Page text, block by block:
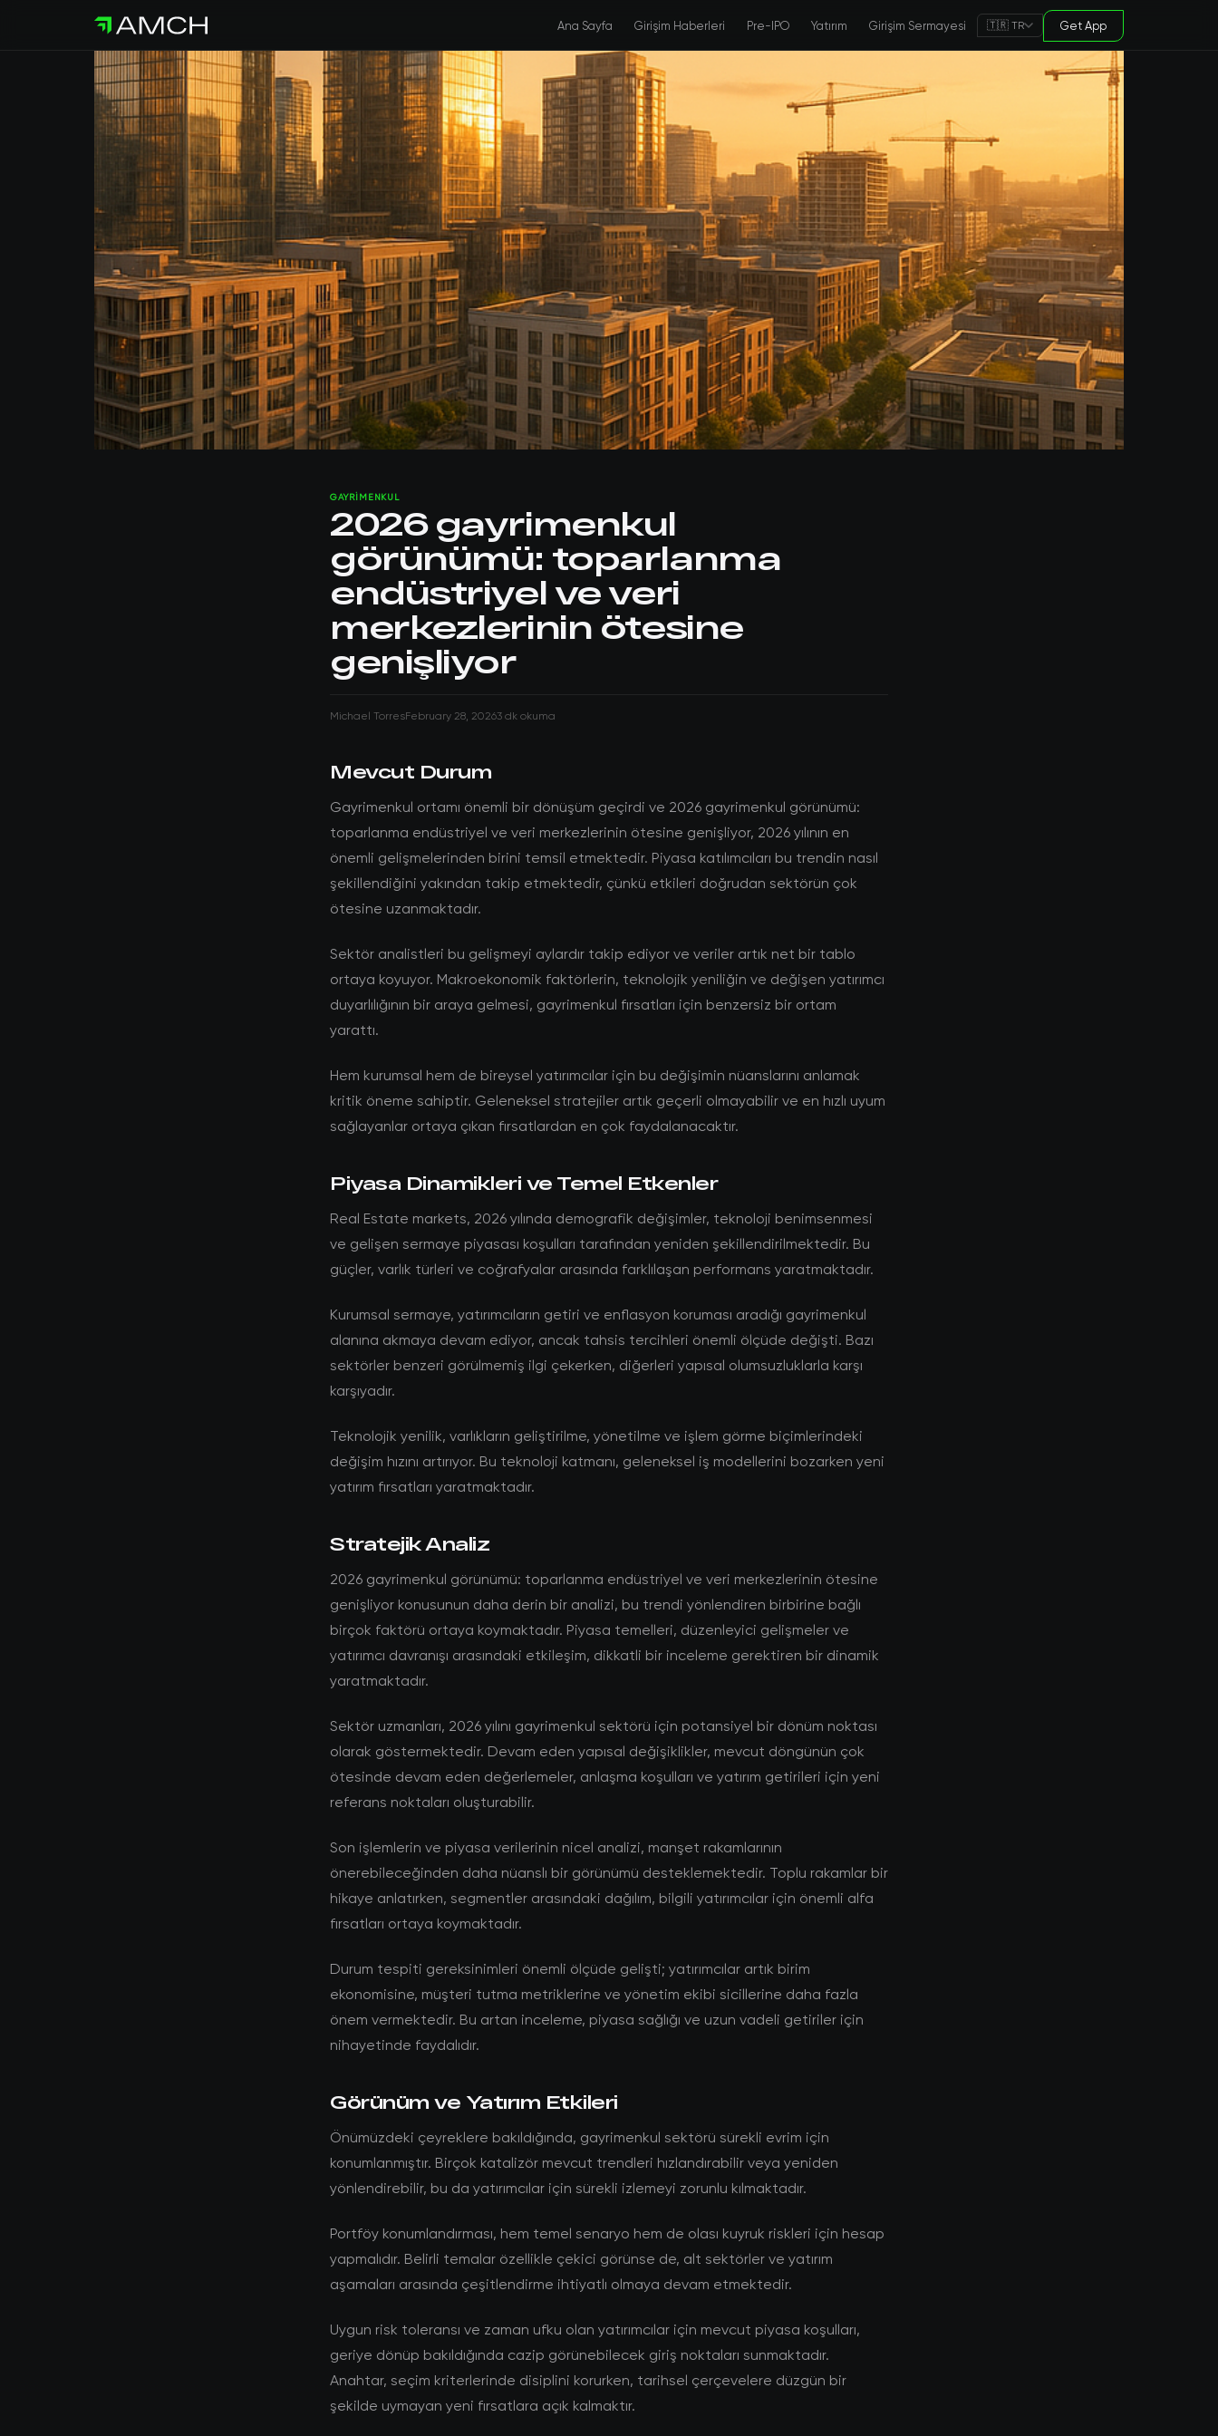
Ana Sayfa Girişim Haberleri Pre-IPO Yatırım Girişim Sermayesi 🇹🇷 TR Get App
GAYRIMENKUL
2026 gayrimenkul
görünümü: toparlanma
endüstriyel ve veri
merkezlerinin ötesine
genişliyor
Michael TorresFebruary 28, 20263 dk okuma
Mevcut Durum
Gayrimenkul ortamı önemli bir dönüşüm geçirdi ve 2026 gayrimenkul görünümü:
toparlanma endüstriyel ve veri merkezlerinin ötesine genişliyor, 2026 yılının en
önemli gelişmelerinden birini temsil etmektedir. Piyasa katılımcıları bu trendin nasıl
şekillendiğini yakından takip etmektedir, çünkü etkileri doğrudan sektörün çok
ötesine uzanmaktadır.
Sektör analistleri bu gelişmeyi aylardır takip ediyor ve veriler artık net bir tablo
ortaya koyuyor. Makroekonomik faktörlerin, teknolojik yeniliğin ve değişen yatırımcı
duyarlılığının bir araya gelmesi, gayrimenkul fırsatları için benzersiz bir ortam
yarattı.
Hem kurumsal hem de bireysel yatırımcılar için bu değişimin nüanslarını anlamak
kritik öneme sahiptir. Geleneksel stratejiler artık geçerli olmayabilir ve en hızlı uyum
sağlayanlar ortaya çıkan fırsatlardan en çok faydalanacaktır.
Piyasa Dinamikleri ve Temel Etkenler
Real Estate markets, 2026 yılında demografik değişimler, teknoloji benimsenmesi
ve gelişen sermaye piyasası koşulları tarafından yeniden şekillendirilmektedir. Bu
güçler, varlık türleri ve coğrafyalar arasında farklılaşan performans yaratmaktadır.
Kurumsal sermaye, yatırımcıların getiri ve enflasyon koruması aradığı gayrimenkul
alanına akmaya devam ediyor, ancak tahsis tercihleri önemli ölçüde değişti. Bazı
sektörler benzeri görülmemiş ilgi çekerken, diğerleri yapısal olumsuzluklarla karşı
karşıyadır.
Teknolojik yenilik, varlıkların geliştirilme, yönetilme ve işlem görme biçimlerindeki
değişim hızını artırıyor. Bu teknoloji katmanı, geleneksel iş modellerini bozarken yeni
yatırım fırsatları yaratmaktadır.
Stratejik Analiz
2026 gayrimenkul görünümü: toparlanma endüstriyel ve veri merkezlerinin ötesine
genişliyor konusunun daha derin bir analizi, bu trendi yönlendiren birbirine bağlı
birçok faktörü ortaya koymaktadır. Piyasa temelleri, düzenleyici gelişmeler ve
yatırımcı davranışı arasındaki etkileşim, dikkatli bir inceleme gerektiren bir dinamik
yaratmaktadır.
Sektör uzmanları, 2026 yılını gayrimenkul sektörü için potansiyel bir dönüm noktası
olarak göstermektedir. Devam eden yapısal değişiklikler, mevcut döngünün çok
ötesinde devam eden değerlemeler, anlaşma koşulları ve yatırım getirileri için yeni
referans noktaları oluşturabilir.
Son işlemlerin ve piyasa verilerinin nicel analizi, manşet rakamlarının
önerebileceğinden daha nüanslı bir görünümü desteklemektedir. Toplu rakamlar bir
hikaye anlatırken, segmentler arasındaki dağılım, bilgili yatırımcılar için önemli alfa
fırsatları ortaya koymaktadır.
Durum tespiti gereksinimleri önemli ölçüde gelişti; yatırımcılar artık birim
ekonomisine, müşteri tutma metriklerine ve yönetim ekibi sicillerine daha fazla
önem vermektedir. Bu artan inceleme, piyasa sağlığı ve uzun vadeli getiriler için
nihayetinde faydalıdır.
Görünüm ve Yatırım Etkileri
Önümüzdeki çeyreklere bakıldığında, gayrimenkul sektörü sürekli evrim için
konumlanmıştır. Birçok katalizör mevcut trendleri hızlandırabilir veya yeniden
yönlendirebilir, bu da yatırımcılar için sürekli izlemeyi zorunlu kılmaktadır.
Portföy konumlandırması, hem temel senaryo hem de olası kuyruk riskleri için hesap
yapmalıdır. Belirli temalar özellikle çekici görünse de, alt sektörler ve yatırım
aşamaları arasında çeşitlendirme ihtiyatlı olmaya devam etmektedir.
Uygun risk toleransı ve zaman ufku olan yatırımcılar için mevcut piyasa koşulları,
geriye dönüp bakıldığında cazip görünebilecek giriş noktaları sunmaktadır.
Anahtar, seçim kriterlerinde disiplini korurken, tarihsel çerçevelere düzgün bir
şekilde uymayan yeni fırsatlara açık kalmaktır.